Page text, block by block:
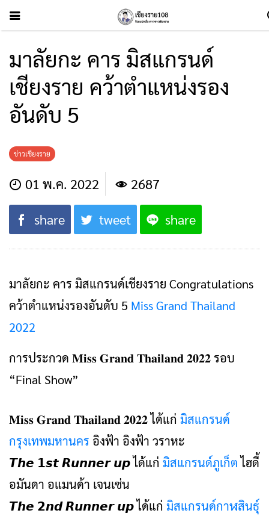
มาลัยกะ คาร มิสแกรนด์
เชียงราย คว้าตำแหน่งรอง
อันดับ 5
ข่าวเชียงราย
01 พ.ค. 2022 2687
share tweet share
มาลัยกะ คาร มิสแกรนด์เชียงราย Congratulations
คว้าตำแหน่งรองอันดับ 5 Miss Grand Thailand
2022
การประกวด 𝐌𝐢𝐬𝐬 𝐆𝐫𝐚𝐧𝐝 𝐓𝐡𝐚𝐢𝐥𝐚𝐧𝐝 𝟐𝟎𝟐𝟐 รอบ
“Final Show”
𝐌𝐢𝐬𝐬 𝐆𝐫𝐚𝐧𝐝 𝐓𝐡𝐚𝐢𝐥𝐚𝐧𝐝 𝟐𝟎𝟐𝟐 ได้แก่ มิสแกรนด์
กรุงเทพมหานคร อิงฟ้า อิงฟ้า วราหะ
𝙏𝙝𝙚 𝟭𝙨𝙩 𝙍𝙪𝙣𝙣𝙚𝙧 𝙪𝙥 ได้แก่ มิสแกรนด์ภูเก็ตไฮดี้
อมันดา อแมนด้า เจนเซ่น
𝙏𝙝𝙚 𝟮𝙣𝙙 𝙍𝙪𝙣𝙣𝙚𝙧 𝙪𝙥 ได้แก่ มิสแกรนด์กาฬสินธุ์